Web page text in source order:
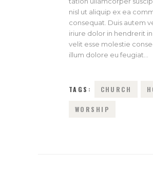
nisl ut aliquip ex ea
consequat. Duis autem
iriure dolor in hendrerit
velit esse molestie
illum dolore eu feugiat…
TAGS: CHURCH
WORSHIP